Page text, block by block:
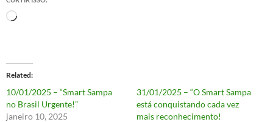
Carregando...
Related
10/01/2025 – “Smart Sampa
no Brasil Urgente!”
janeiro 10, 2025
31/01/2025 – “O Smart Sampa
está conquistando cada vez
mais reconhecimento!